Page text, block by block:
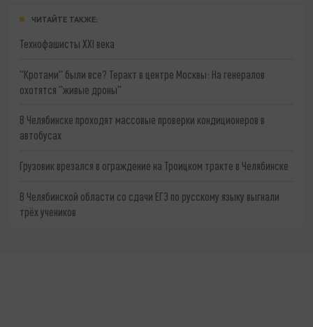
ЧИТАЙТЕ ТАКЖЕ:
Технофашисты XXI века
"Кротами" были все? Теракт в центре Москвы: На генералов
охотятся "живые дроны"
В Челябинске проходят массовые проверки кондиционеров в
автобусах
Грузовик врезался в ограждение на Троицком тракте в Челябинске
В Челябинской области со сдачи ЕГЭ по русскому языку выгнали
трёх учеников